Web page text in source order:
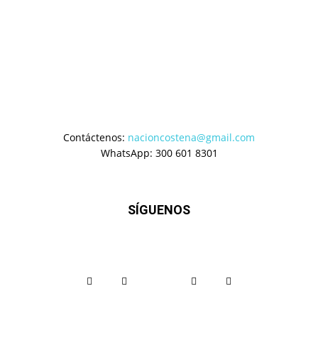
Contáctenos: nacioncostena@gmail.com
WhatsApp: 300 601 8301
SÍGUENOS